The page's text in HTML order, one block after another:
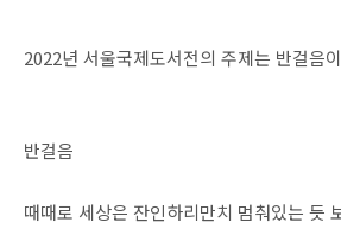
2022년 서울국제도서전의 주제는 반걸음
반걸음
때때로 세상은 잔인하리만치 멈춰있는 듯